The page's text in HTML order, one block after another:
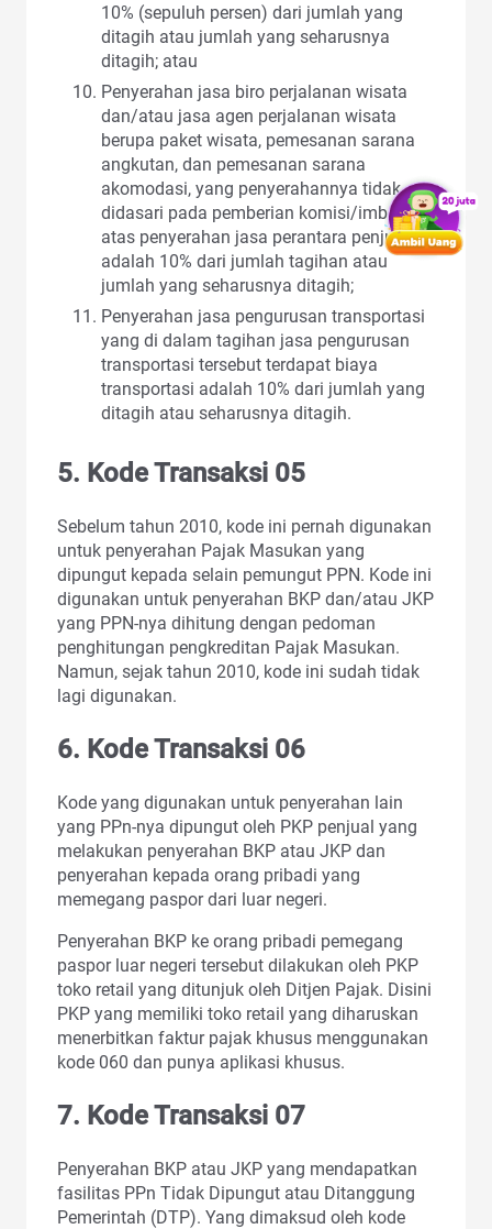
10% (sepuluh persen) dari jumlah yang
ditagih atau jumlah yang seharusnya
ditagih; atau
Penyerahan jasa biro perjalanan wisata
dan/atau jasa agen perjalanan wisata
berupa paket wisata, pemesanan sarana
angkutan, dan pemesanan sarana
akomodasi, yang penyerahannya tidak
didasari pada pemberian komisi/imbalan
atas penyerahan jasa perantara penjualan
adalah 10% dari jumlah tagihan atau
jumlah yang seharusnya ditagih;
Penyerahan jasa pengurusan transportasi
yang di dalam tagihan jasa pengurusan
transportasi tersebut terdapat biaya
transportasi adalah 10% dari jumlah yang
ditagih atau seharusnya ditagih.
5. Kode Transaksi 05
Sebelum tahun 2010, kode ini pernah digunakan
untuk penyerahan Pajak Masukan yang
dipungut kepada selain pemungut PPN. Kode ini
digunakan untuk penyerahan BKP dan/atau JKP
yang PPN-nya dihitung dengan pedoman
penghitungan pengkreditan Pajak Masukan.
Namun, sejak tahun 2010, kode ini sudah tidak
lagi digunakan.
6. Kode Transaksi 06
Kode yang digunakan untuk penyerahan lain
yang PPn-nya dipungut oleh PKP penjual yang
melakukan penyerahan BKP atau JKP dan
penyerahan kepada orang pribadi yang
memegang paspor dari luar negeri.
Penyerahan BKP ke orang pribadi pemegang
paspor luar negeri tersebut dilakukan oleh PKP
toko retail yang ditunjuk oleh Ditjen Pajak. Disini
PKP yang memiliki toko retail yang diharuskan
menerbitkan faktur pajak khusus menggunakan
kode 060 dan punya aplikasi khusus.
7. Kode Transaksi 07
Penyerahan BKP atau JKP yang mendapatkan
fasilitas PPn Tidak Dipungut atau Ditanggung
Pemerintah (DTP). Yang dimaksud oleh kode